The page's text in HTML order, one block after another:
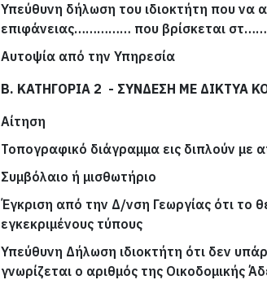
Υπεύθυνη δήλωση του ιδιοκτήτη που να
επιφάνειας…………… που βρίσκεται
Αυτοψία από την Υπηρεσία
Β. ΚΑΤΗΓΟΡΙΑ 2 - ΣΥΝΔΕΣΗ ΜΕ ΔΙΚΤΥΑ
Αίτηση
Τοπογραφικό διάγραμμα εις διπλούν με
Συμβόλαιο ή μισθωτήριο
Έγκριση από την Δ/νση Γεωργίας ότι το
εγκεκριμένους τύπους
Υπεύθυνη Δήλωση ιδιοκτήτη ότι δεν
γνωρίζεται ο αριθμός της Οικοδομικής